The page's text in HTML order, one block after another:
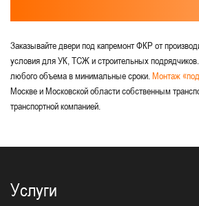
Заказывайте двери под капремонт ФКР от
условия для УК, ТСЖ и строительных подрядчиков.
любого объема в минимальные сроки. Монтаж
Москве и Московской области собственным
транспортной компанией.
Услуги